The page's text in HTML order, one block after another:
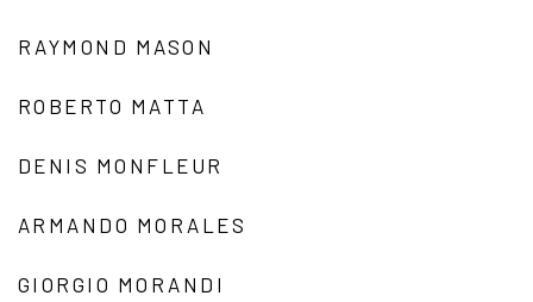
RAYMOND MASON
ROBERTO MATTA
DENIS MONFLEUR
ARMANDO MORALES
GIORGIO MORANDI